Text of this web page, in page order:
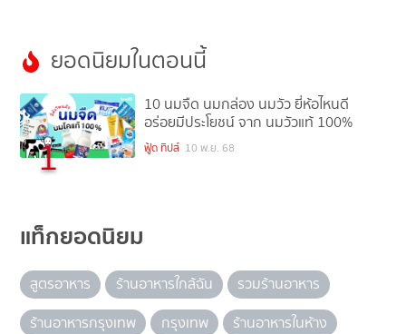
ยอดนิยมในตอนนี้
1
10 นมจืด นมกล่อง นมวัว ยี่ห้อไหนดี
อร่อยมีประโยชน์ จาก นมวัวแท้ 100%
ฟู้ด ทิปส์ 10 พ.ย. 68
แท็กยอดนิยม
สูตรอาหาร ร้านอาหารใกล้ฉัน
รวมร้านอาหาร
ร้านอาหารกรุงเทพ
กรุงเทพ
ร้านอาหารในห้าง